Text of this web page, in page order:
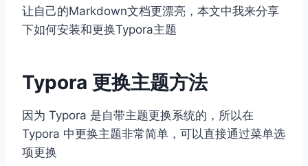
让自己的Markdown文档更漂亮，本文中我来分享
下如何安装和更换Typora主题
Typora 更换主题方法
因为 Typora 是自带主题更换系统的，所以在
Typora 中更换主题非常简单，可以直接通过菜单选
项更换